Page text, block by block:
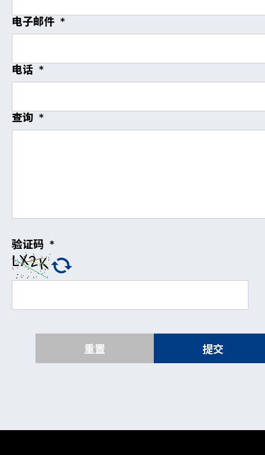
电子邮件 *
电话 *
查询 *
验证码 *
重置 提交